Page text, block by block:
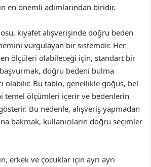
en önemli adımlarından biridir.
kıyafet alışverişinde doğru beden
vurgulayan bir sistemdir. Her
ölçüleri olabileceği için, standart bir
doğru bedeni bulma
olabilir. Bu tablo, genellikle göğüs, bel
temel ölçümleri içerir ve bedenlerin
Bu nedenle, alışveriş yapmadan
bakmak, kullanıcıların doğru seçimler
erkek ve çocuklar için ayrı ayrı